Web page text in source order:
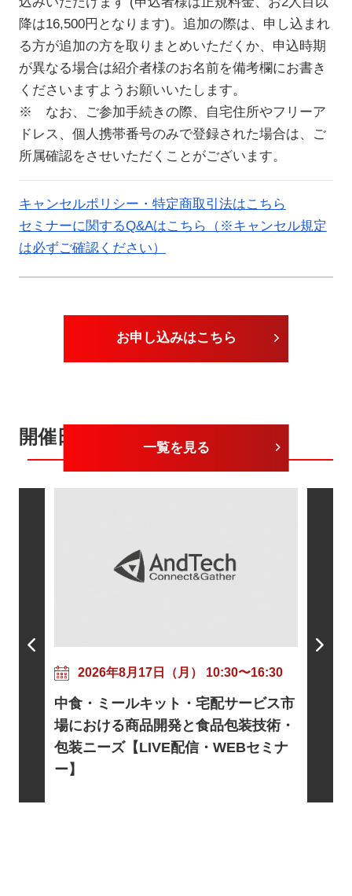
降は16,500円となります)。追加の際は、申し込まれ
る方が追加の方を取りまとめいただくか、申込時期
が異なる場合は紹介者様のお名前を備考欄にお書き
くださいますようお願いいたします。
※ なお、ご参加手続きの際、自宅住所やフリーア
ドレス、個人携帯番号のみで登録された場合は、ご
所属確認をさせいただくことがございます。
キャンセルポリシー・特定商取引法はこちら
セミナーに関するQ&Aはこちら（※キャンセル規定
は必ずご確認ください）
お申し込みはこちら
開催日が近いセミナー
一覧を見る
2026年8月17日（月） 10:30〜16:30
中食・ミールキット・宅配サービス市
場における商品開発と食品包装技術・
包装ニーズ【LIVE配信・WEBセミナ
ー】